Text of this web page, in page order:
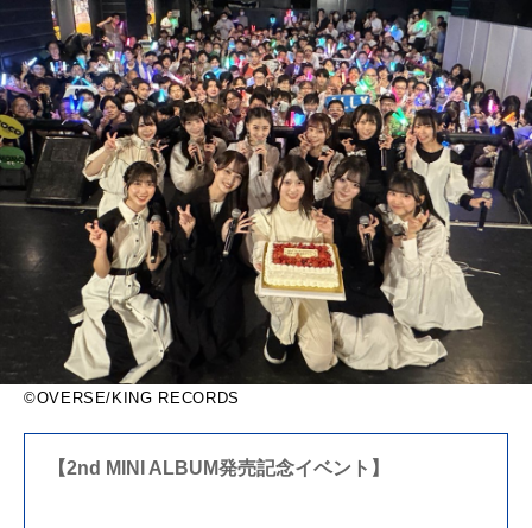
©OVERSE/KING RECORDS
【2nd MINI ALBUM発売記念イベント】